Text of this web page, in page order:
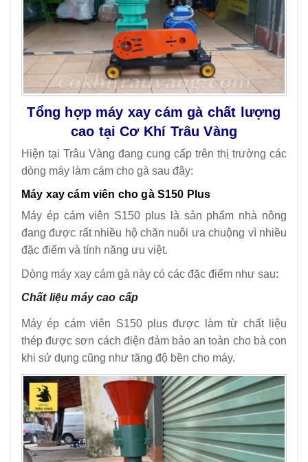
Tổng hợp máy xay cám gà chất lượng
cao tại Cơ Khí Trâu Vàng
Hiện tại Trâu Vàng đang cung cấp trên thị trường các
dòng máy làm cám cho gà sau đây:
Máy xay cám viên cho gà S150 Plus
Máy ép cám viên S150 plus là sản phẩm nhà nông
đang được rất nhiều hộ chăn nuôi ưa chuộng vì nhiều
đặc điểm và tính năng ưu việt.
Dòng máy xay cám gà này có các đặc điểm như sau:
Chất liệu máy cao cấp
Máy ép cám viên S150 plus được làm từ chất liệu
thép được sơn cách điện đảm bảo an toàn cho bà con
khi sử dụng cũng như tăng độ bền cho máy.